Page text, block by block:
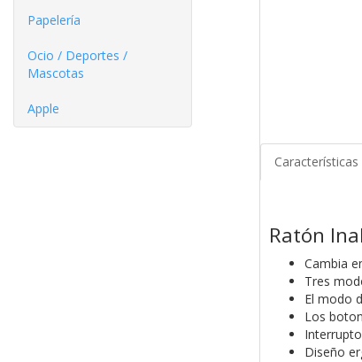
Papelería
Ocio / Deportes /
Mascotas
Apple
Características
Ratón
Cambia
Tres
El modo
Los
Diseño